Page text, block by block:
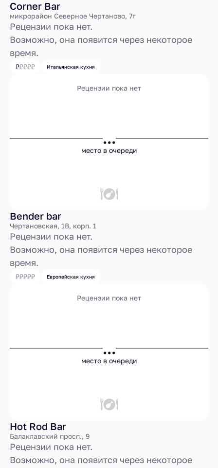
Corner Bar
микрорайон Северное Чертаново, 7г
Рецензии пока нет.
Возможно, она появится через некоторое
время.
Итальянская кухня
Рецензии пока нет
...
место в очереди
Bender bar
Чертановская, 1В, корп. 1
Рецензии пока нет.
Возможно, она появится через некоторое
время.
Европейская кухня
Рецензии пока нет
...
место в очереди
Hot Rod Bar
Балаклавский просп., 9
Рецензии пока нет.
Возможно, она появится через некоторое